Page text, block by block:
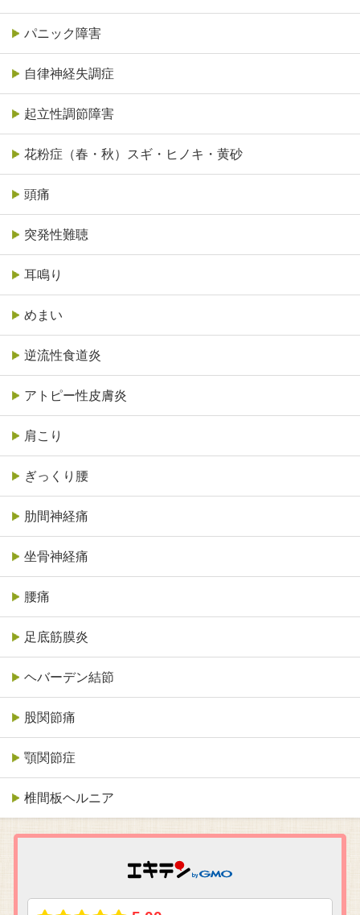
パニック障害
自律神経失調症
起立性調節障害
花粉症（春・秋）スギ・ヒノキ・黄砂
頭痛
突発性難聴
耳鳴り
めまい
逆流性食道炎
アトピー性皮膚炎
肩こり
ぎっくり腰
肋間神経痛
坐骨神経痛
腰痛
足底筋膜炎
ヘバーデン結節
股関節痛
顎関節症
椎間板ヘルニア